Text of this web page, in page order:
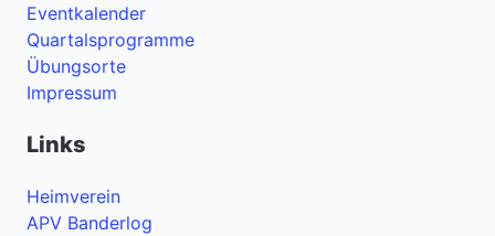
Eventkalender
Quartalsprogramme
Übungsorte
Impressum
Links
Heimverein
APV Banderlog